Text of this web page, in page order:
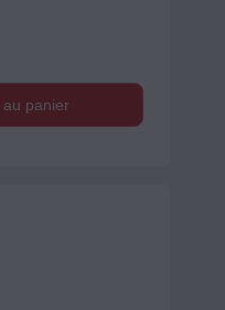
panier